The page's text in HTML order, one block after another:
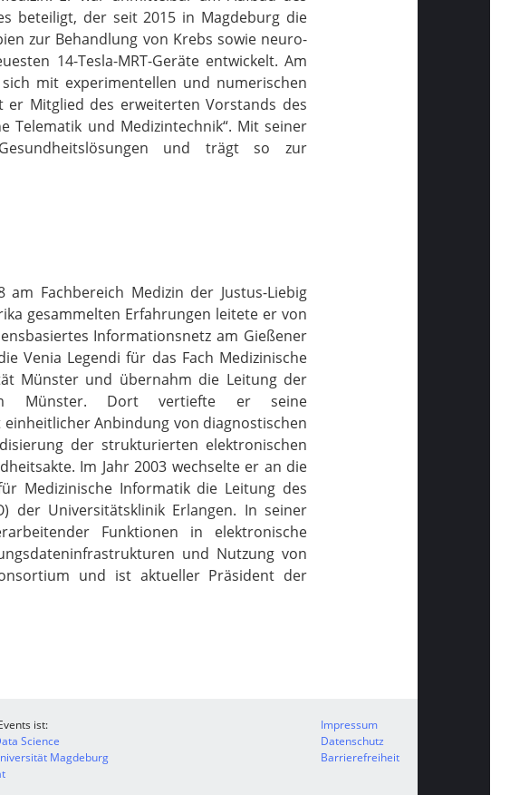
beteiligt, der seit 2015 in Magdeburg die
zur Behandlung von Krebs sowie neuro-
14-Tesla-MRT-Geräte entwickelt. Am
mit experimentellen und numerischen
er Mitglied des erweiterten Vorstands des
Telematik und Medizintechnik“. Mit seiner
und trägt so zur
Fachbereich Medizin der Justus-Liebig
gesammelten Erfahrungen leitete er von
Informationsnetz am Gießener
Venia Legendi für das Fach Medizinische
Münster und übernahm die Leitung der
Münster. Dort vertiefte er seine
Anbindung von diagnostischen
der strukturierten elektronischen
Im Jahr 2003 wechselte er an die
Medizinische Informatik die Leitung des
der Universitätsklinik Erlangen. In seiner
Funktionen in elektronische
und Nutzung von
und ist aktueller Präsident der
ist:
Science
Magdeburg
Impressum
Datenschutz
Barrierefreiheit